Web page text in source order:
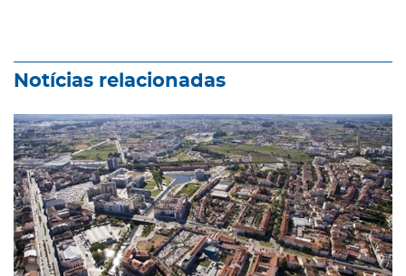
Notícias relacionadas